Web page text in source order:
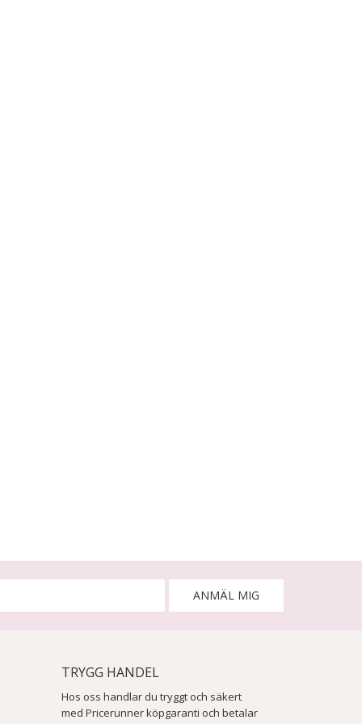
ANMÄL MIG
TRYGG HANDEL
Hos oss handlar du tryggt och säkert
med Pricerunner köpgaranti och betalar